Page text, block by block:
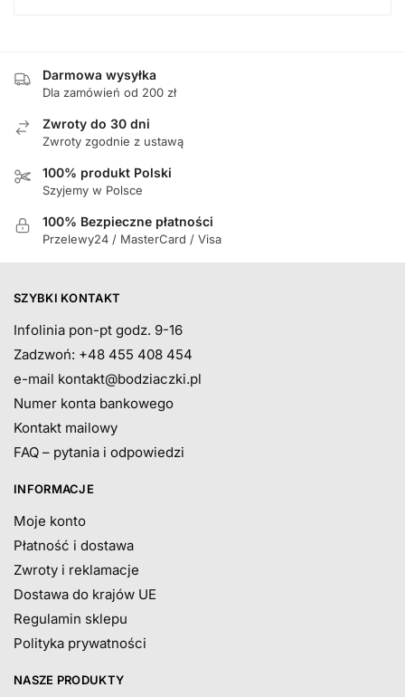
Darmowa wysyłka
Dla zamówień od 200 zł
Zwroty do 30 dni
Zwroty zgodnie z ustawą
100% produkt Polski
Szyjemy w Polsce
100% Bezpieczne płatności
Przelewy24 / MasterCard / Visa
SZYBKI KONTAKT
Infolinia pon-pt godz. 9-16
Zadzwoń: +48 455 408 454
e-mail kontakt@bodziaczki.pl
Numer konta bankowego
Kontakt mailowy
FAQ – pytania i odpowiedzi
INFORMACJE
Moje konto
Płatność i dostawa
Zwroty i reklamacje
Dostawa do krajów UE
Regulamin sklepu
Polityka prywatności
NASZE PRODUKTY